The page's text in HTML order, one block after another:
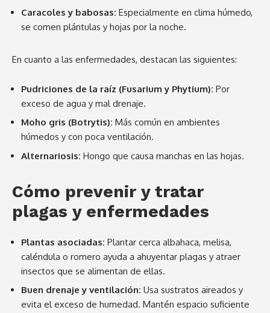
Caracoles y babosas: Especialmente en clima húmedo,
se comen plántulas y hojas por la noche.
En cuanto a las enfermedades, destacan las siguientes:
Pudriciones de la raíz (Fusarium y Phytium): Por
exceso de agua y mal drenaje.
Moho gris (Botrytis): Más común en ambientes
húmedos y con poca ventilación.
Alternariosis: Hongo que causa manchas en las hojas.
Cómo prevenir y tratar
plagas y enfermedades
Plantas asociadas: Plantar cerca albahaca, melisa,
caléndula o romero ayuda a ahuyentar plagas y atraer
insectos que se alimentan de ellas.
Buen drenaje y ventilación: Usa sustratos aireados y
evita el exceso de humedad. Mantén espacio suficiente